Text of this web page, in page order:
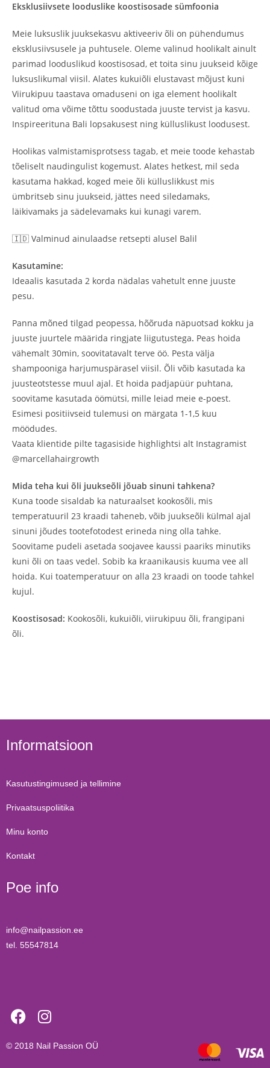
Eksklusiivsete looduslike koostisosade sümfoonia
Meie luksuslik juuksekasvu aktiveeriv õli on pühendumus
eksklusiivsusele ja puhtusele. Oleme valinud hoolikalt ainult
parimad looduslikud koostisosad, et toita sinu juukseid kõige
luksuslikumal viisil. Alates kukuiõli elustavast mõjust kuni
Viirukipuu taastava omaduseni on iga element hoolikalt
valitud oma võime tõttu soodustada juuste tervist ja kasvu.
Inspireerituna Bali lopsakusest ning külluslikust loodusest.
Hoolikas valmistamisprotsess tagab, et meie toode kehastab
tõeliselt naudingulist kogemust. Alates hetkest, mil seda
kasutama hakkad, koged meie õli külluslikkust mis
ümbritseb sinu juukseid, jättes need siledamaks,
läikivamaks ja sädelevamaks kui kunagi varem.
🇮🇩 Valminud ainulaadse retsepti alusel Balil
Kasutamine:
Ideaalis kasutada 2 korda nädalas vahetult enne juuste
pesu.
Panna mõned tilgad peopessa, hõõruda näpuotsad kokku ja
juuste juurtele määrida ringjate liigutustega. Peas hoida
vähemalt 30min, soovitatavalt terve öö. Pesta välja
shampooniga harjumuspärasel viisil. Õli võib kasutada ka
juusteotstesse muul ajal. Et hoida padjapüür puhtana,
soovitame kasutada öömütsi, mille leiad meie e-poest.
Esimesi positiivseid tulemusi on märgata 1-1,5 kuu
möödudes.
Vaata klientide pilte tagasiside highlightsi alt Instagramist
@marcellahairgrowth
Mida teha kui õli juukseõli jõuab sinuni tahkena?
Kuna toode sisaldab ka naturaalset kookosõli, mis
temperatuuril 23 kraadi taheneb, võib juukseõli külmal ajal
sinuni jõudes tootefotodest erineda ning olla tahke.
Soovitame pudeli asetada soojavee kaussi paariks minutiks
kuni õli on taas vedel. Sobib ka kraanikausis kuuma vee all
hoida. Kui toatemperatuur on alla 23 kraadi on toode tahkel
kujul.
Koostisosad: Kookosõli, kukuiõli, viirukipuu õli, frangipani
õli.
Informatsioon
Kasutustingimused ja tellimine
Privaatsuspoliitika
Minu konto
Kontakt
Poe info
info@nailpassion.ee
tel. 55547814
© 2018 Nail Passion OÜ